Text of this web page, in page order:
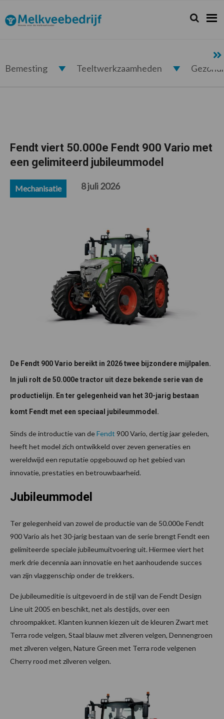
de
hoofdnavigatie
de
hoofd
de
eerste
de
voettekst
Melkveebedrijf.nl Zoeken...
Zoek
Bemesting Teeltwerkzaamheden
Fendt viert 50.000e Fendt 900 Vario met
een gelimiteerd jubileummodel
Mechanisatie 8 juli 2026
De Fendt 900 Vario bereikt in 2026 twee bijzondere mijlpalen.
In juli rolt de 50.000e tractor uit deze bekende serie van de
productielijn. En ter gelegenheid van het 30-jarig bestaan
komt Fendt met een speciaal jubileummodel.
Sinds de introductie van deFendt 900 Vario, dertig jaar geleden,
heeft het model zich ontwikkeld over zeven generaties en
wereldwijd een reputatie opgebouwd op het gebied van
innovatie, prestaties en betrouwbaarheid.
Jubileummodel
Ter gelegenheid van zowel de productie van de 50.000e Fendt
900 Vario als het 30-jarig bestaan van de serie brengt Fendt een
gelimiteerde speciale jubileumuitvoering uit. Hiermee viert het
merk drie decennia aan innovatie en het aanhoudende succes
van zijn vlaggenschip onder de trekkers.
De jubileumeditie is uitgevoerd in de stijl van de Fendt Design
Line uit 2005 en beschikt, net als destijds, over een
chroompakket. Klanten kunnen kiezen uit de kleuren Zwart met
Terra rode velgen, Staal blauw met zilveren velgen, Dennengroen
met zilveren velgen, Nature Green met Terra rode velgenen
Cherry rood met zilveren velgen.